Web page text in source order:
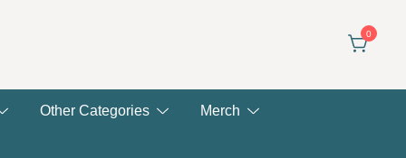
0
Other Categories Merch